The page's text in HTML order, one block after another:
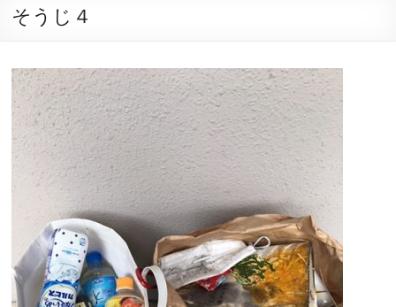
そうじ４